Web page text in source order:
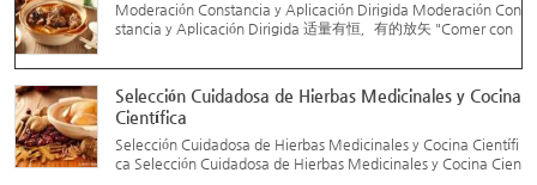
Moderación Constancia y Aplicación Dirigida Moderación Con
stancia y Aplicación Dirigida 适量有恒，有的放矢 "Comer con
onal china (MTC) para el cuidado de la salud, y lo mismo se a
p...
Selección Cuidadosa de Hierbas Medicinales y Cocina
Científica
Selección Cuidadosa de Hierbas Medicinales y Cocina Científi
ca Selección Cuidadosa de Hierbas Medicinales y Cocina Cien